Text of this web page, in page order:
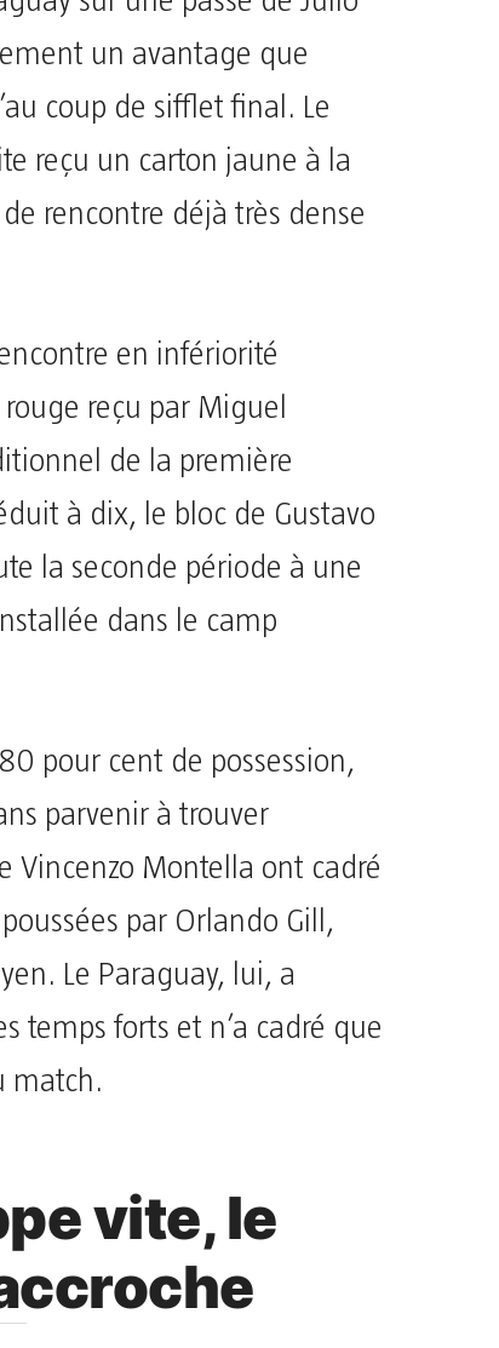
un avantage que
coup de sifflet final. Le
reçu un carton jaune à la
rencontre déjà très dense
en infériorité
reçu par Miguel
de la première
à dix, le bloc de Gustavo
la seconde période à une
dans le camp
pour cent de possession,
parvenir à trouver
Vincenzo Montella ont cadré
par Orlando Gill,
Le Paraguay, lui, a
temps forts et n’a cadré que
match.
vite, le